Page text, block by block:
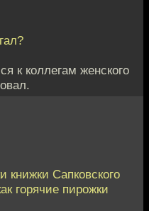
к коллегам женского
книжки Сапковского
горячие пирожки